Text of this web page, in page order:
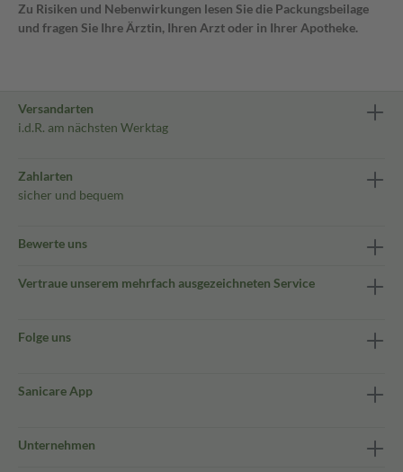
Zu Risiken und Nebenwirkungen lesen Sie die Packungsbeilage
und fragen Sie Ihre Ärztin, Ihren Arzt oder in Ihrer Apotheke.
Versandarten
i.d.R. am nächsten Werktag
Zahlarten
sicher und bequem
Bewerte uns
Vertraue unserem mehrfach ausgezeichneten Service
Folge uns
Sanicare App
Unternehmen